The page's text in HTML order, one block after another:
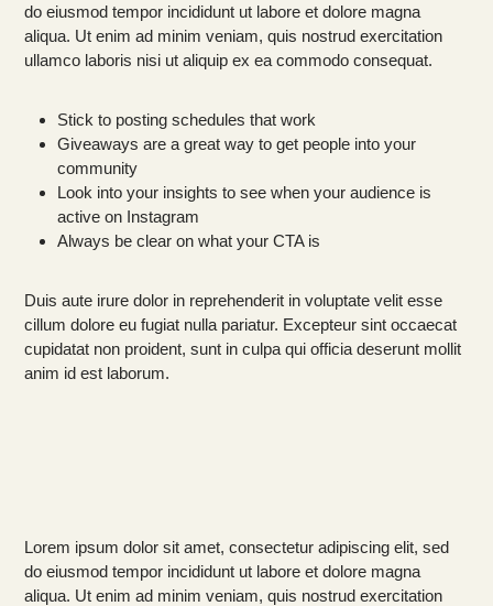
do eiusmod tempor incididunt ut labore et dolore magna
aliqua. Ut enim ad minim veniam, quis nostrud exercitation
ullamco laboris nisi ut aliquip ex ea commodo consequat.
Stick to posting schedules that work
Giveaways are a great way to get people into your
community
Look into your insights to see when your audience is
active on Instagram
Always be clear on what your CTA is
Duis aute irure dolor in reprehenderit in voluptate velit esse
cillum dolore eu fugiat nulla pariatur. Excepteur sint occaecat
cupidatat non proident, sunt in culpa qui officia deserunt mollit
anim id est laborum.
Lorem ipsum dolor sit amet, consectetur adipiscing elit, sed
do eiusmod tempor incididunt ut labore et dolore magna
aliqua. Ut enim ad minim veniam, quis nostrud exercitation